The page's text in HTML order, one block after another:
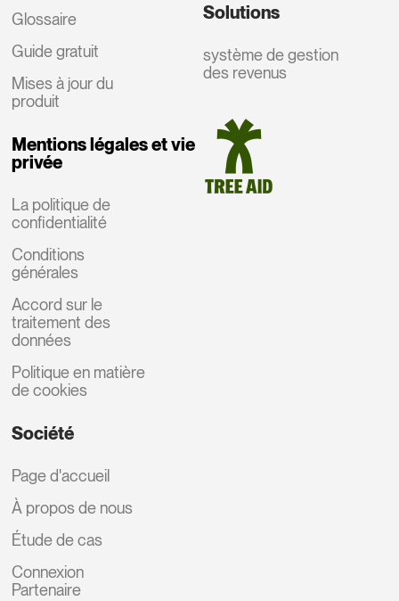
Glossaire
Guide gratuit
Mises à jour du
produit
Mentions légales et vie
privée
La politique de
confidentialité
Conditions
générales
Accord sur le
traitement des
données
Politique en matière
de cookies
Solutions
système de gestion
des revenus
Société
Page d'accueil
À propos de nous
Étude de cas
Connexion
Partenaire